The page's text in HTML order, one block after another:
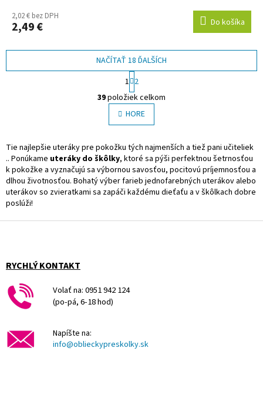
2,02 € bez DPH
2,49 € Do košíka
O
v
l
á
a
c
i
e
p
NAČÍTAŤ 18 ĎALŠÍCH
S
t
r
á
n
k
v
a
n
i
e
1 2
39položiek celkom
HORE
Tie najlepšie uteráky pre pokožku tých najmenších a tiež pani učiteliek
.. Ponúkame uteráky do škôlky, ktoré sa pýši perfektnou šetrnosťou
k pokožke a vyznačujú sa výbornou savosťou, pocitovú príjemnosťou a
dlhou životnosťou. Bohatý výber farieb jednofarebných uterákov alebo
uterákov so zvieratkami sa zapáči každému dieťaťu a v škôlkach dobre
poslúži!
Z
RYCHLÝ KONTAKT
Volať na: 0951 942 124
(po-pá, 6-18 hod)
Napíšte na:
info@oblieckypreskolky.sk